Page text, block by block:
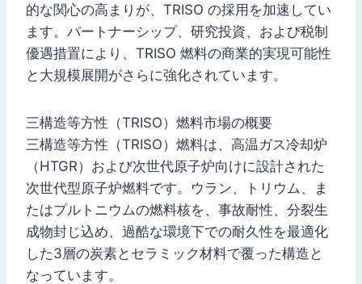
的な関心の高まりが、TRISO の採用を加速してい
ます。パートナーシップ、研究投資、および税制
優遇措置により、TRISO 燃料の商業的実現可能性
と大規模展開がさらに強化されています。
三構造等方性（TRISO）燃料市場の概要
三構造等方性（TRISO）燃料は、高温ガス冷却炉
（HTGR）および次世代原子炉向けに設計された
次世代型原子炉燃料です。ウラン、トリウム、ま
たはプルトニウムの燃料核を、事故耐性、分裂生
成物封じ込め、過酷な環境下での耐久性を最適化
した3層の炭素とセラミック材料で覆った構造と
なっています。